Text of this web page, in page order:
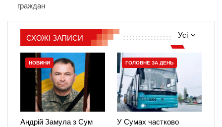
граждан
Усі
СХОЖІ ЗАПИСИ
НОВИНИ
Андрій Замула з Сум
ГОЛОВНЕ ЗА ДЕНЬ
У Сумах частково